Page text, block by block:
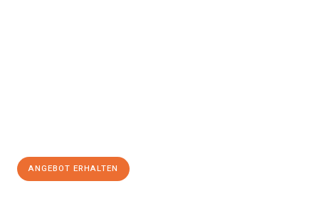
ANGEBOT ERHALTEN